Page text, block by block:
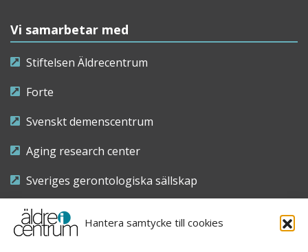
Hantera samtycke till cookies
Vi samarbetar med
Stiftelsen Äldrecentrum
Forte
Svenskt demenscentrum
Aging research center
Sveriges gerontologiska sällskap
Riksföreningen för sjuksköterskor inom äldre- och
demensvård